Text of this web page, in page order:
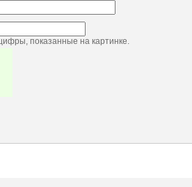
показанные на картинке.